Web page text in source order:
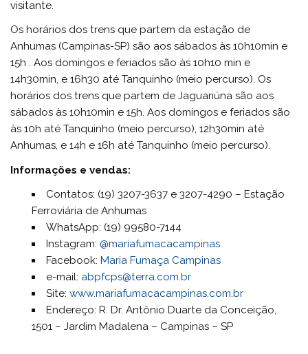
visitante.
Os horários dos trens que partem da estação de
Anhumas (Campinas-SP) são aos sábados às 10h10min e
15h . Aos domingos e feriados são às 10h10 min e
14h30min, e 16h30 até Tanquinho (meio percurso). Os
horários dos trens que partem de Jaguariúna são aos
sábados às 10h10min e 15h. Aos domingos e feriados são
às 10h até Tanquinho (meio percurso), 12h30min até
Anhumas, e 14h e 16h até Tanquinho (meio percurso).
Informações e vendas:
Contatos: (19) 3207-3637 e 3207-4290 – Estação
Ferroviária de Anhumas
WhatsApp: (19) 99580-7144
Instagram: @mariafumacacampinas
Facebook: Maria Fumaça Campinas
e-mail: abpfcps@terra.com.br
Site: www.mariafumacacampinas.com.br
Endereço: R. Dr. Antônio Duarte da Conceição,
1501 – Jardim Madalena – Campinas – SP